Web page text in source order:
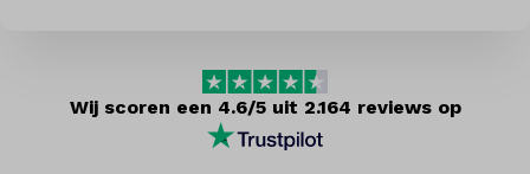
Wij scoren een 4.6/5 uit 2.164 reviews op